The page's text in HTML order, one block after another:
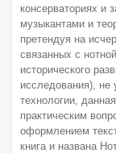
консерваториях и
музыкантами и
претендуя на
связанных с
исторического
исследования), не
технологии,
практическим
оформлением
книга и названа